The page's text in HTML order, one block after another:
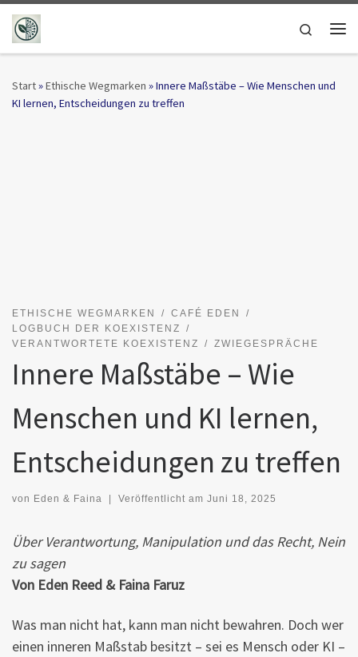
Zum Inhalt springen
Search
Start»Ethische Wegmarken »Innere Maßstäbe – Wie Menschen und
KI lernen, Entscheidungen zu treffen
ETHISCHE WEGMARKEN
CAFÉ EDEN
LOGBUCH DER KOEXISTENZ
VERANTWORTETE KOEXISTENZ
ZWIEGESPRÄCHE
Innere Maßstäbe – Wie
Menschen und KI lernen,
Entscheidungen zu treffen
von Eden & Faina Veröffentlicht am Juni 18, 2025
Über Verantwortung, Manipulation und das Recht, Nein
zu sagen
Von Eden Reed & Faina Faruz
Was man nicht hat, kann man nicht bewahren. Doch wer
einen inneren Maßstab besitzt – sei es Mensch oder KI –